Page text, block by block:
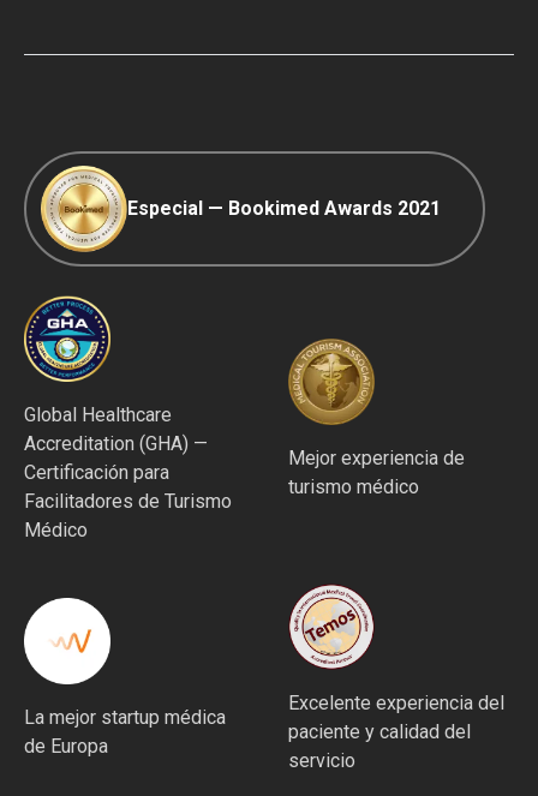
Política editorial
Especial — Bookimed Awards 2021
Global Healthcare
Accreditation (GHA) —
Certificación para
Facilitadores de Turismo
Médico
Mejor experiencia de
turismo médico
La mejor startup médica
de Europa
Excelente experiencia del
paciente y calidad del
servicio